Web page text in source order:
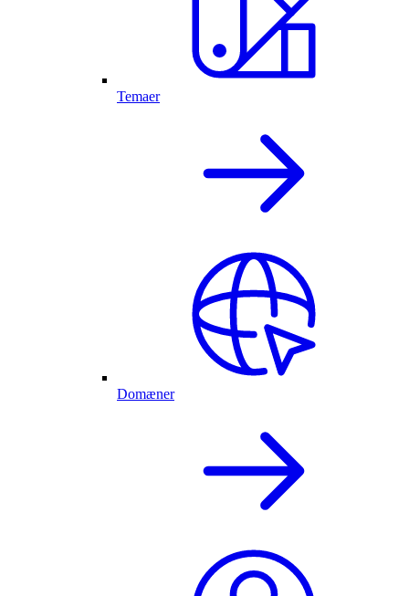
Temaer
Domæner